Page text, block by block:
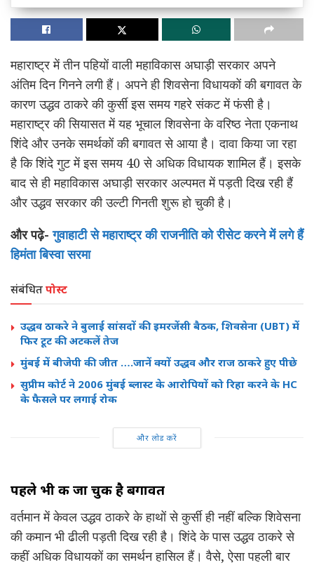
महाराष्ट्र में तीन पहियों वाली महाविकास अघाड़ी सरकार अपने
अंतिम दिन गिनने लगी हैं। अपने ही शिवसेना विधायकों की बगावत के
कारण उद्धव ठाकरे की कुर्सी इस समय गहरे संकट में फंसी है।
महाराष्ट्र की सियासत में यह भूचाल शिवसेना के वरिष्ठ नेता एकनाथ
शिंदे और उनके समर्थकों की बगावत से आया है। दावा किया जा रहा
है कि शिंदे गुट में इस समय 40 से अधिक विधायक शामिल हैं। इसके
बाद से ही महाविकास अघाड़ी सरकार अल्पमत में पड़ती दिख रही हैं
और उद्धव सरकार की उल्टी गिनती शुरू हो चुकी है।
और पढ़े-गुवाहाटी से महाराष्ट्र की राजनीति को रीसेट करने में लगे हैं
हिमंता बिस्वा सरमा
संबंधितपोस्ट
उद्धव ठाकरे ने बुलाई सांसदों की इमरजेंसी बैठक, शिवसेना (UBT) में
फिर टूट की अटकलें तेज
मुंबई में बीजेपी की जीत ….जानें क्यों उद्धव और राज ठाकरे हुए पीछे
सुप्रीम कोर्ट ने 2006 मुंबई ब्लास्ट के आरोपियों को रिहा करने के HC
के फैसले पर लगाई रोक
और लोड करें
पहले भी की जा चुकी है बगावत
वर्तमान में केवल उद्धव ठाकरे के हाथों से कुर्सी ही नहीं बल्कि शिवेसना
की कमान भी ढीली पड़ती दिख रही है। शिंदे के पास उद्धव ठाकरे से
कहीं अधिक विधायकों का समर्थन हासिल हैं। वैसे, ऐसा पहली बार